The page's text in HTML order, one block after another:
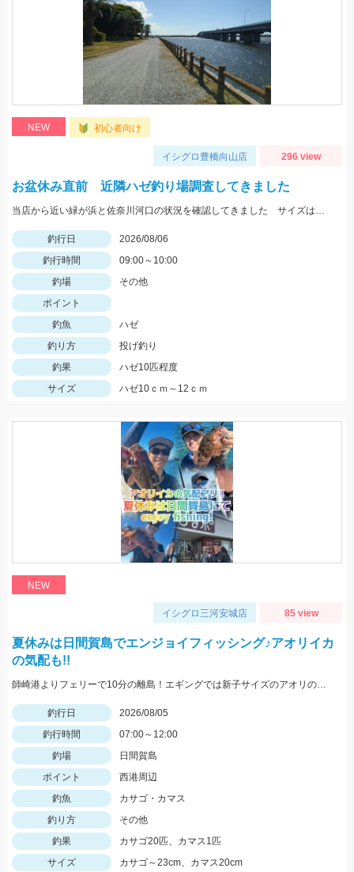
NEW 初心者向け
イシグロ豊橋向山店 296 view
お盆休み直前 近隣ハゼ釣り場調査してきました
当店から近い緑が浜と佐奈川河口の状況を確認してきました サイズはまだ小さめ 針サイズは6号がよさそうです
釣行日
2026/08/06
釣行時間
09:00～10:00
釣場
その他
ポイント
釣魚
ハゼ
釣り方
投げ釣り
釣果
ハゼ10匹程度
サイズ
ハゼ10ｃｍ～12ｃｍ
NEW
イシグロ三河安城店 85 view
夏休みは日間賀島でエンジョイフィッシング♪アオリイカ
の気配も!!
師崎港よりフェリーで10分の離島！エギングでは新子サイズのアオリのチェイス多数！ロックフィッシュは足元を10ｇの根魚玉で狙うと効果的♪カバスキャでも釣果あり！
釣行日
2026/08/05
釣行時間
07:00～12:00
釣場
日間賀島
ポイント
西港周辺
釣魚
カサゴ・カマス
釣り方
その他
釣果
カサゴ20匹、カマス1匹
サイズ
カサゴ～23cm、カマス20cm